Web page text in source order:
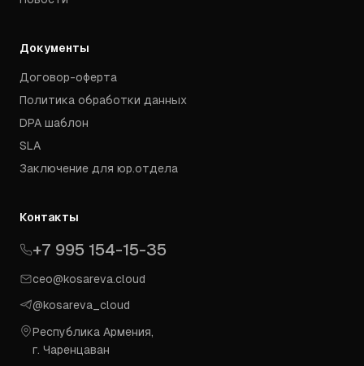
Документы
Договор-оферта
Политика обработки данных
DPA шаблон
SLA
Заключение для юр.отдела
Контакты
+7 995 154-15-35
ceo@kosareva.cloud
@kosareva_cloud
Республика Армения,
г. Чаренцаван